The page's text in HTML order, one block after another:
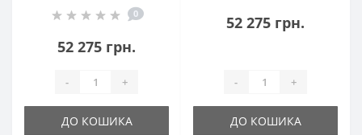
0
52 275 грн.
- +
ДО КОШИКА
52 275 грн.
- +
ДО КОШИКА